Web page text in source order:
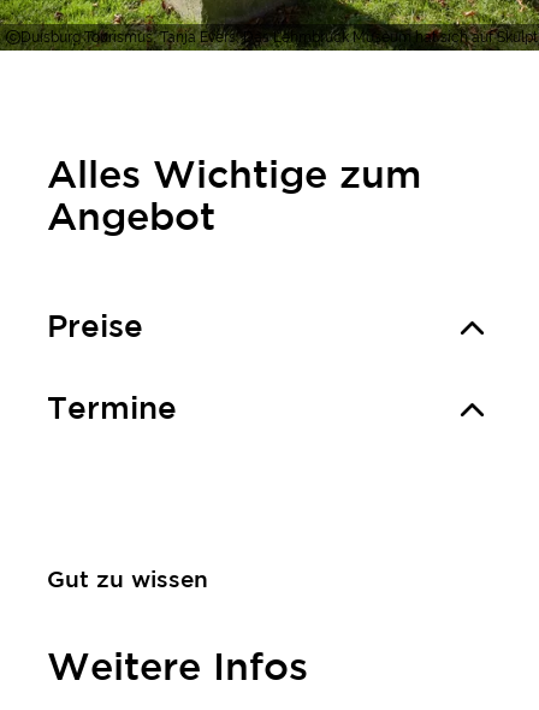
Duisburg Tourismus, Tanja Evers, Das Lehmbruck Museum hat sich auf
Alles Wichtige zum
Angebot
Preise
Termine
Gut zu wissen
Weitere Infos